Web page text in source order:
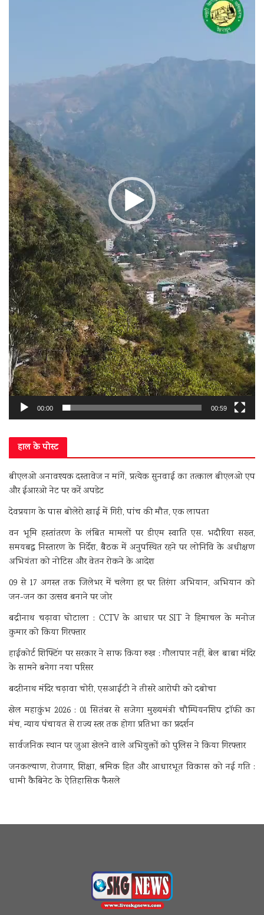
00:00 00:59
हाल के पोस्ट
बीएलओ अनावश्यक दस्तावेज न मांगें, प्रत्येक सुनवाई का तत्काल बीएलओ एप
और ईआरओ नेट पर करें अपडेट
देवप्रयाग के पास बोलेरो खाई में गिरी, पांच की मौत, एक लापता
वन भूमि हस्तांतरण के लंबित मामलों पर डीएम स्वाति एस. भदौरिया सख्त,
समयबद्ध निस्तारण के निर्देश, बैठक में अनुपस्थित रहने पर लोनिवि के अधीक्षण
अभियंता को नोटिस और वेतन रोकने के आदेश
09 से 17 अगस्त तक जिलेभर में चलेगा हर घर तिरंगा अभियान, अभियान को
जन-जन का उत्सव बनाने पर जोर
बद्रीनाथ चढ़ावा घोटाला : CCTV के आधार पर SIT ने हिमाचल के मनोज
कुमार को किया गिरफ्तार
हाईकोर्ट शिफ्टिंग पर सरकार ने साफ किया रुख : गौलापार नहीं, बेल बाबा मंदिर
के सामने बनेगा नया परिसर
बदरीनाथ मंदिर चढ़ावा चोरी, एसआईटी ने तीसरे आरोपी को दबोचा
खेल महाकुंभ 2026 : 01 सितंबर से सजेगा मुख्यमंत्री चौम्पियनशिप ट्रॉफी का
मंच, न्याय पंचायत से राज्य स्तर तक होगा प्रतिभा का प्रदर्शन
सार्वजनिक स्थान पर जुआ खेलने वाले अभियुक्तों को पुलिस ने किया गिरफ्तार
जनकल्याण, रोजगार, शिक्षा, श्रमिक हित और आधारभूत विकास को नई गति :
धामी कैबिनेट के ऐतिहासिक फैसले